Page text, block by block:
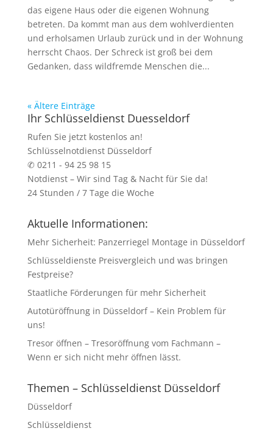
das eigene Haus oder die eigenen Wohnung
betreten. Da kommt man aus dem wohlverdienten
und erholsamen Urlaub zurück und in der Wohnung
herrscht Chaos. Der Schreck ist groß bei dem
Gedanken, dass wildfremde Menschen die...
« Ältere Einträge
Ihr Schlüsseldienst Duesseldorf
Rufen Sie jetzt kostenlos an!
Schlüsselnotdienst Düsseldorf
✆ 0211 - 94 25 98 15
Notdienst – Wir sind Tag & Nacht für Sie da!
24 Stunden / 7 Tage die Woche
Aktuelle Informationen:
Mehr Sicherheit: Panzerriegel Montage in Düsseldorf
Schlüsseldienste Preisvergleich und was bringen
Festpreise?
Staatliche Förderungen für mehr Sicherheit
Autotüröffnung in Düsseldorf – Kein Problem für
uns!
Tresor öffnen – Tresoröffnung vom Fachmann –
Wenn er sich nicht mehr öffnen lässt.
Themen – Schlüsseldienst Düsseldorf
Düsseldorf
Schlüsseldienst